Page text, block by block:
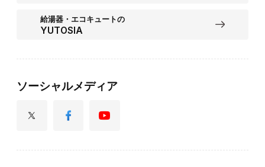
給湯器・エコキュートの
YUTOSIA
ソーシャルメディア